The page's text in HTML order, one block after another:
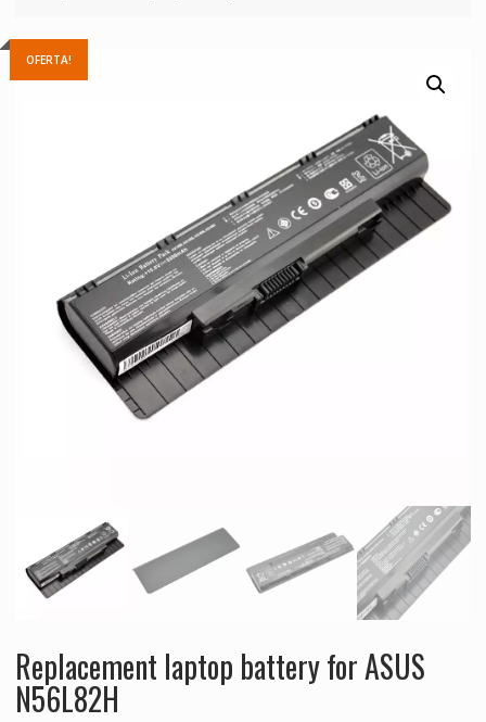
OFERTA!
Replacement laptop battery for ASUS
N56L82H